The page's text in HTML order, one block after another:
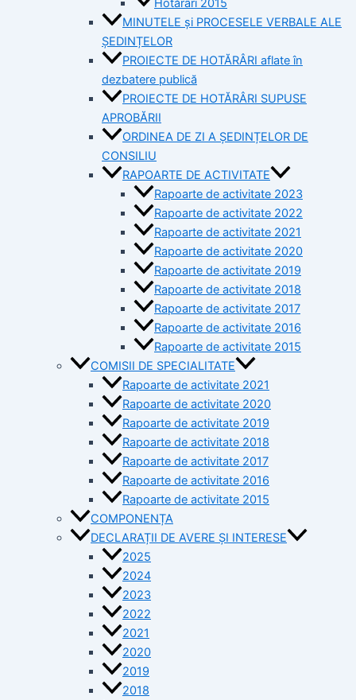
MINUTELE și PROCESELE VERBALE ALE
ȘEDINȚELOR
PROIECTE DE HOTĂRÂRI aflate în
dezbatere publică
PROIECTE DE HOTĂRÂRI SUPUSE
APROBĂRII
ORDINEA DE ZI A ȘEDINȚELOR DE
CONSILIU
RAPOARTE DE ACTIVITATE
Rapoarte de activitate 2023
Rapoarte de activitate 2022
Rapoarte de activitate 2021
Rapoarte de activitate 2020
Rapoarte de activitate 2019
Rapoarte de activitate 2018
Rapoarte de activitate 2017
Rapoarte de activitate 2016
Rapoarte de activitate 2015
COMISII DE SPECIALITATE
Rapoarte de activitate 2021
Rapoarte de activitate 2020
Rapoarte de activitate 2019
Rapoarte de activitate 2018
Rapoarte de activitate 2017
Rapoarte de activitate 2016
Rapoarte de activitate 2015
COMPONENȚA
DECLARAȚII DE AVERE ȘI INTERESE
2025
2024
2023
2022
2021
2020
2019
2018